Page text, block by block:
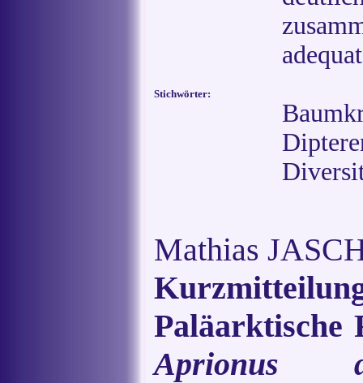
Stichwörter:
Mathias
Paläarktische
Aprionus